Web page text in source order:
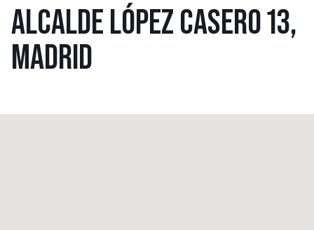
ALCALDE LÓPEZ CASERO 13,
MADRID